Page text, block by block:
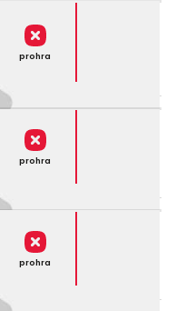
prohra
prohra
prohra